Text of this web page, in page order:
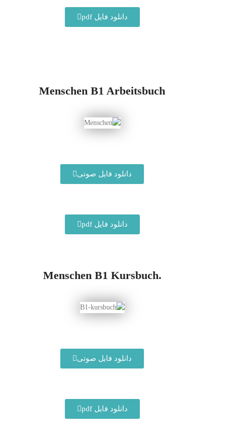
دانلود فایل pdf
Menschen B1 Arbeitsbuch
دانلود فایل صوتی
دانلود فایل pdf
.Menschen B1 Kursbuch
دانلود فایل صوتی
دانلود فایل pdf